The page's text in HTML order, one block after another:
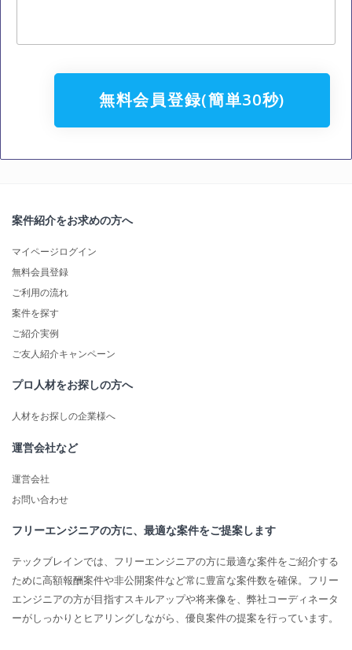
無料会員登録(簡単30秒)
案件紹介をお求めの方へ
マイページログイン
無料会員登録
ご利用の流れ
案件を探す
ご紹介実例
ご友人紹介キャンペーン
プロ人材をお探しの方へ
人材をお探しの企業様へ
運営会社など
運営会社
お問い合わせ
フリーエンジニアの方に、最適な案件をご提案します
テックブレインでは、フリーエンジニアの方に最適な案件をご紹介する
ために高額報酬案件や非公開案件など常に豊富な案件数を確保。フリー
エンジニアの方が目指すスキルアップや将来像を、弊社コーディネータ
ーがしっかりとヒアリングしながら、優良案件の提案を行っています。